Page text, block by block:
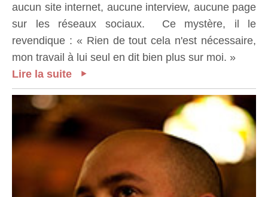
aucun site internet, aucune interview, aucune page
sur les réseaux sociaux. Ce mystère, il le
revendique : « Rien de tout cela n'est nécessaire,
mon travail à lui seul en dit bien plus sur moi. »
Lire la suite